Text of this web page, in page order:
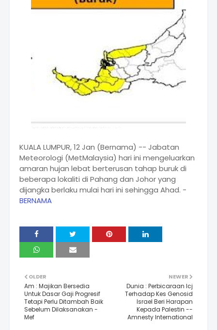
KUALA LUMPUR, 12 Jan (Bernama) -- Jabatan
Meteorologi (MetMalaysia) hari ini mengeluarkan
amaran hujan lebat berterusan tahap buruk di
beberapa lokaliti di Pahang dan Johor yang
dijangka berlaku mulai hari ini sehingga Ahad. -
BERNAMA
NEWER
Dunia : Perbicaraan Icj
Terhadap Kes Genosid
Israel Beri Harapan
Kepada Palestin --
Amnesty International
OLDER
Am : Majikan Bersedia
Untuk Dasar Gaji Progresif
Tetapi Perlu Ditambah Baik
Sebelum Dilaksanakan -
Mef